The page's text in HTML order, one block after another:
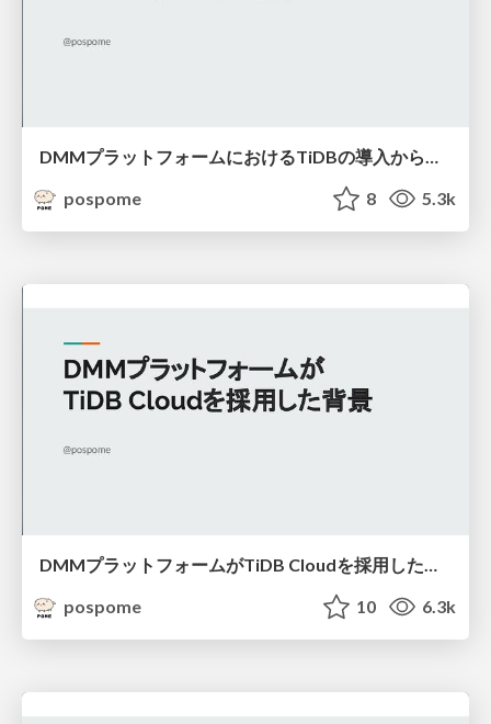
DMMプラットフォームにおけるTiDBの導入から運用まで
pospome
8 5.3k
DMMプラットフォームがTiDB Cloudを採用した背景
pospome
10 6.3k